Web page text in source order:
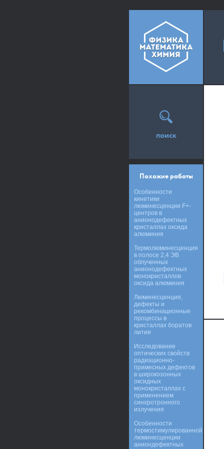
поиск
Похожие работы
Особенности
кинетики
люминесценции F+-
центров в
анионодефектных
кристаллах оксида
алюминия
Термолюминесценция
в полосе 2,4 ЭВ
облученных
анионодефектных
монокристаллов
оксида алюминия
Люминесценция,
дефекты и
рекомбинационные
процессы в
кристаллах боратов
лития
Исследование
оптических свойств
радиационно-
примесных дефектов
в широкозонных
оксидных
монокристаллах с
применением
синхротронного
излучения
Особенности
термостимулированной
люминесценции
аниондефектных